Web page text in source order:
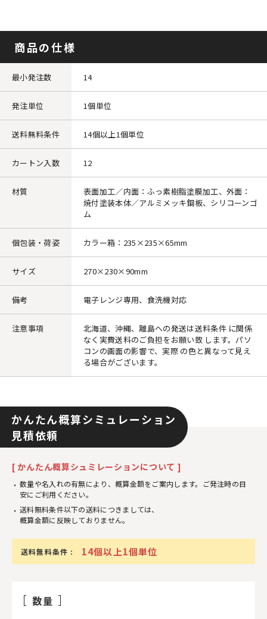
商品の仕様
最小発注数 14
発注単位 1個単位
送料無料条件 14個以上1個単位
カートン入数 12
材質
表面加工／内面：ふっ素樹脂塗膜加工、外面：
焼付塗装本体／アルミメッキ鋼板、シリコーンゴ
ム
個包装・荷姿 カラー箱：235×235×65mm
サイズ 270×230×90mm
備考 電子レンジ専用、食洗機対応
注意事項
北海道、沖縄、離島への発送は送料条件 に関係
なく実費送料のご負担をお願い致 します。パソ
コンの画面の影響で、実際 の色と異なって見え
る場合がございます。
かんたん概算シミュレーション
見積依頼
[ かんたん概算シュミレーションについて ]
数量や名入れの有無により、概算金額をご案内します。ご発注時の目
安にご利用ください。
送料無料条件以下の送料につきましては、
概算金額に反映しておりません。
送料無料条件 : 14個以上1個単位
数量